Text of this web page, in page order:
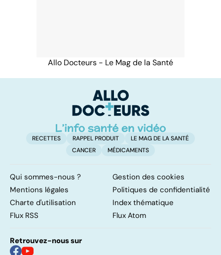
Allo Docteurs - Le Mag de la Santé
RECETTES RAPPEL PRODUIT
LE MAG DE LA SANTÉ
CANCER
MÉDICAMENTS
Qui sommes-nous ?
Gestion des cookies
Mentions légales
Politiques de confidentialité
Charte d'utilisation
Index thématique
Flux RSS
Flux Atom
Retrouvez-nous sur